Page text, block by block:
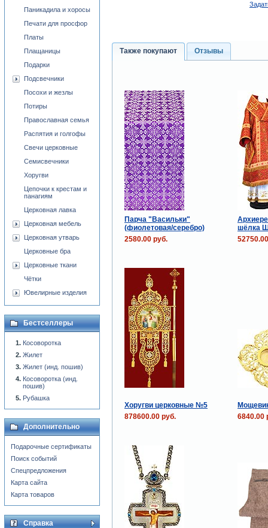
Также покупают Отзывы
Парча "Васильки"
(фиолетовая/серебро)
шёлка
2580.00 руб.
Хоругви церковные №5
878600.00 руб.
6840.00
Паникадила и хоросы
Печати для просфор
Платы
Плащаницы
Подарки
Подсвечники
Посохи и жезлы
Потиры
Православная семья
Распятия и голгофы
Свечи церковные
Семисвечники
Хоругви
Цепочки к крестам и
панагиям
Церковная лавка
Церковная мебель
Церковная утварь
Церковные бра
Церковные ткани
Чётки
Ювелирные изделия
Бестселлеры
Косоворотка
Жилет
Жилет (инд. пошив)
Косоворотка (инд.
пошив)
Рубашка
Дополнительно
Подарочные сертификаты
Поиск событий
Спецпредложения
Карта сайта
Карта товаров
Справка